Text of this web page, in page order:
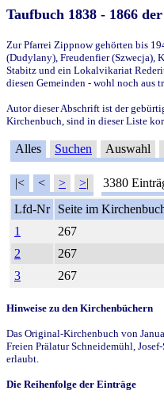
Taufbuch 1838 - 1866
Zur Pfarrei Zippnow gehörten bis
(Dudylany), Freudenfier (Szwecja),
Stabitz und ein Lokalvikariat
diesen Gemeinden - wohl noch aus
Autor dieser Abschrift ist der
Kirchenbuch, sind in dieser Liste
Alles Suchen Auswahl
|< < > >| 3380
Lfd-Nr
Seite im
1
267
2
267
3
267
Hinweise zu den Kirchenbüchern
Das Original-Kirchenbuch von
Freien Prälatur Schneidemühl,
erlaubt.
Die Reihenfolge der Einträge